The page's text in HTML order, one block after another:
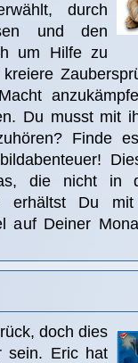
durch
und den
um Hilfe zu
Du musst mit
Finde
die nicht in
erhältst Du
auf Deiner
doch dies
sein. Eric hat